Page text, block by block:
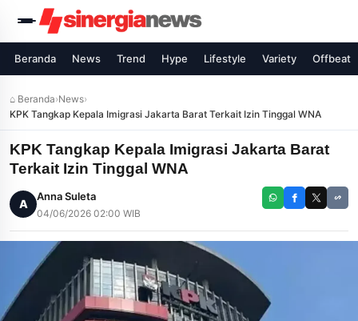
Beranda News Trend Hype Lifestyle Variety Offbeat
⌂ Beranda›News›
KPK Tangkap Kepala Imigrasi Jakarta Barat Terkait Izin Tinggal WNA
KPK Tangkap Kepala Imigrasi Jakarta Barat
Terkait Izin Tinggal WNA
A
Anna Suleta
04/06/2026 02:00 WIB